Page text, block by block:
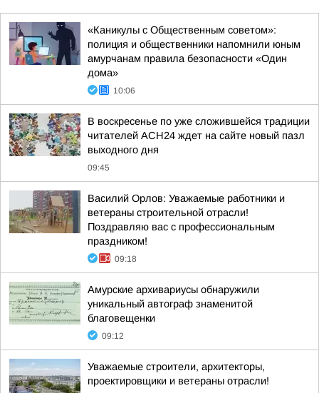
«Каникулы с Общественным советом»:
полиция и общественники напомнили юным
амурчанам правила безопасности «Один
дома»
10:06
В воскресенье по уже сложившейся традиции
читателей АСН24 ждет на сайте новый пазл
выходного дня
09:45
Василий Орлов: Уважаемые работники и
ветераны строительной отрасли!
Поздравляю вас с профессиональным
праздником!
09:18
Амурские архивариусы обнаружили
уникальный автограф знаменитой
благовещенки
09:12
Уважаемые строители, архитекторы,
проектировщики и ветераны отрасли!